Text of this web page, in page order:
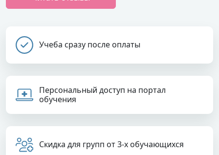
Учеба сразу после оплаты
Персональный доступ на портал
обучения
Скидка для групп от 3-х обучающихся